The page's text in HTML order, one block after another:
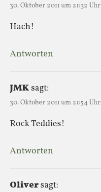
30. Oktober 2011 um 21:32 Uhr
Hach!
Antworten
JMKsagt:
30. Oktober 2011 um 21:54 Uhr
Rock Teddies!
Antworten
Oliversagt: